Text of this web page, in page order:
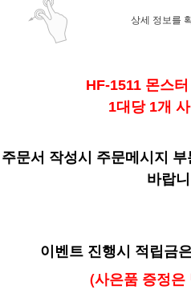
상세 정보를
HF-1511 몬스
1대당 1개
주문서 작성시 주문메시지
바랍
이벤트 진행시 적립금
(사은품 증정은